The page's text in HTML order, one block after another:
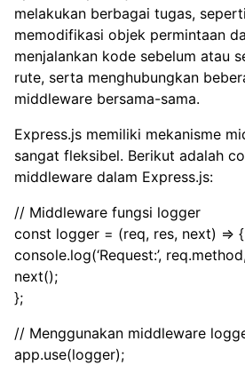
melakukan berbagai tugas,
memodifikasi objek permintaan
menjalankan kode sebelum atau
rute, serta menghubungkan
middleware bersama-sama.
Express.js memiliki mekanisme
sangat fleksibel. Berikut adalah
middleware dalam Express.js:
// Middleware fungsi logger
const logger = (req, res, next) => {
console.log(‘Request:’,
next();
};
// Menggunakan middleware
app.use(logger);